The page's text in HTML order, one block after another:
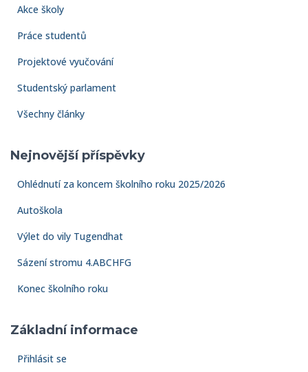
Akce školy
Práce studentů
Projektové vyučování
Studentský parlament
Všechny články
Nejnovější příspěvky
Ohlédnutí za koncem školního roku 2025/2026
Autoškola
Výlet do vily Tugendhat
Sázení stromu 4.ABCHFG
Konec školního roku
Základní informace
Přihlásit se